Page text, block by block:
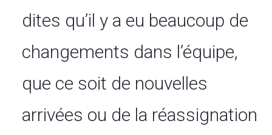
dites qu’il y a eu beaucoup de
changements dans l’équipe,
que ce soit de nouvelles
arrivées ou de la réassignation